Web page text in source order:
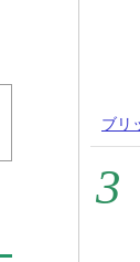
ブリ